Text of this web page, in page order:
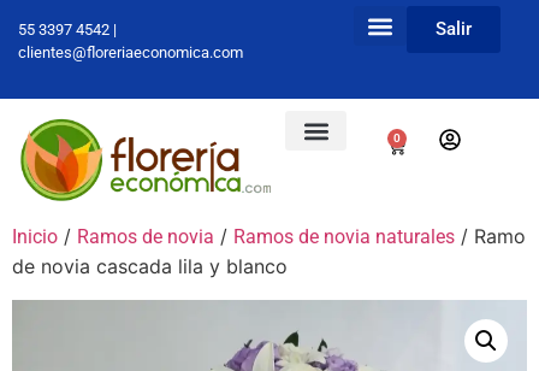
55 3397 4542 |
clientes@floreriaeconomica.com
Salir
0
Inicio / Ramos de novia / Ramos de novia naturales / Ramo
de novia cascada lila y blanco